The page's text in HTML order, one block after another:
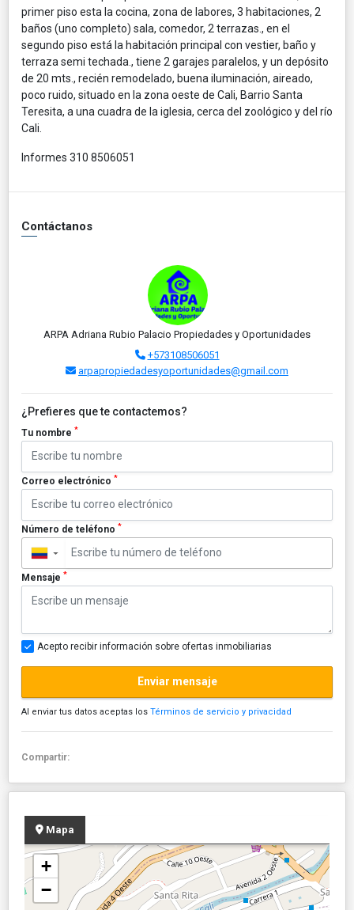
primer piso esta la cocina, zona de labores, 3 habitaciones, 2
baños (uno completo) sala, comedor, 2 terrazas., en el
segundo piso está la habitación principal con vestier, baño y
terraza semi techada., tiene 2 garajes paralelos, y un depósito
de 20 mts., recién remodelado, buena iluminación, aireado,
poco ruido, situado en la zona oeste de Cali, Barrio Santa
Teresita, a una cuadra de la iglesia, cerca del zoológico y del río
Cali.
Informes 310 8506051
Contáctanos
ARPA Adriana Rubio Palacio Propiedades y Oportunidades
+573108506051
arpapropiedadesyoportunidades@gmail.com
¿Prefieres que te contactemos?
Tu nombre *
Correo electrónico *
Número de teléfono *
▼
Mensaje *
Acepto recibir información sobre ofertas inmobiliarias
Enviar mensaje
Al enviar tus datos aceptas los Términos de servicio y privacidad
Compartir:
Mapa
+
−